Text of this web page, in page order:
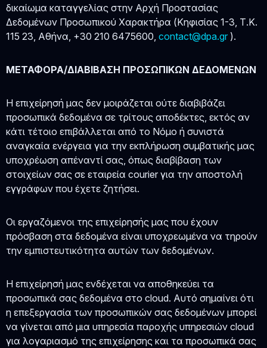
δικαίωμα καταγγελίας στην Αρχή Προστασίας
Δεδομένων Προσωπικού Χαρακτήρα (Κηφισίας 1-3, Τ.Κ.
115 23, Αθήνα, +30 210 6475600, contact@dpa.gr ).
ΜΕΤΑΦΟΡΑ/ΔΙΑΒΙΒΑΣΗ ΠΡΟΣΩΠΙΚΩΝ ΔΕΔΟΜΕΝΩΝ
Η επιχείρησή μας δεν μοιράζεται ούτε διαβιβάζει
προσωπικά δεδομένα σε τρίτους αποδέκτες, εκτός αν
κάτι τέτοιο επιβάλλεται από το Νόμο ή συνιστά
αναγκαία ενέργεια για την εκπλήρωση συμβατικής μας
υποχρέωση απέναντί σας, όπως διαβίβαση των
στοιχείων σας σε εταιρεία courier για την αποστολή
εγγράφων που έχετε ζητήσει.
Οι εργαζόμενοι της επιχείρησής μας που έχουν
πρόσβαση στα δεδομένα είναι υποχρεωμένα να τηρούν
την εμπιστευτικότητα αυτών των δεδομένων.
Η επιχείρησή μας ενδέχεται να αποθηκεύει τα
προσωπικά σας δεδομένα στο cloud. Αυτό σημαίνει ότι
η επεξεργασία των προσωπικών σας δεδομένων μπορεί
να γίνεται από μια υπηρεσία παροχής υπηρεσιών cloud
για λογαριασμό της επιχείρησης και τα προσωπικά σας